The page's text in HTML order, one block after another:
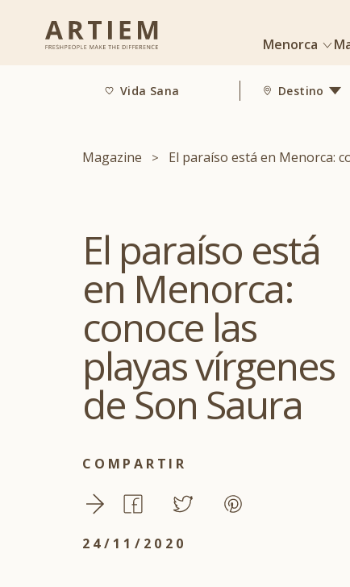
Menorca
Vida Sana Destino
Magazine El paraíso está en Menorca:
El paraíso está
en Menorca:
conoce las
playas vírgenes
de Son Saura
COMPARTIR
24/11/2020